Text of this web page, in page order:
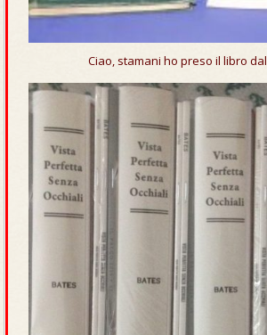
Ciao, stamani ho preso il libro